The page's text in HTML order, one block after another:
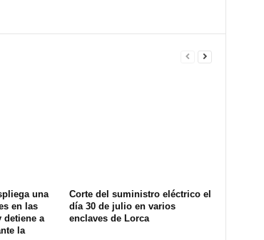
una
en las
detiene a
la
Corte del suministro eléctrico el
día 30 de julio en varios
enclaves de Lorca